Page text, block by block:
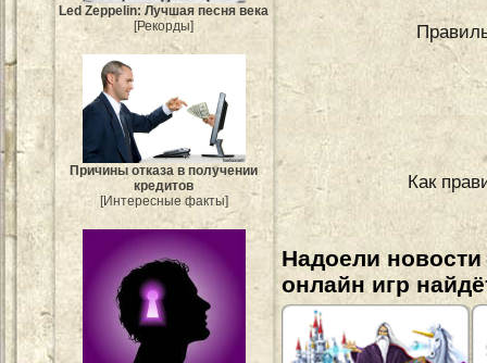
Led Zeppelin: Лучшая песня века
[Рекорды]
Причины отказа в получении
кредитов
[Интересные факты]
Как
Надоели
онлайн игр